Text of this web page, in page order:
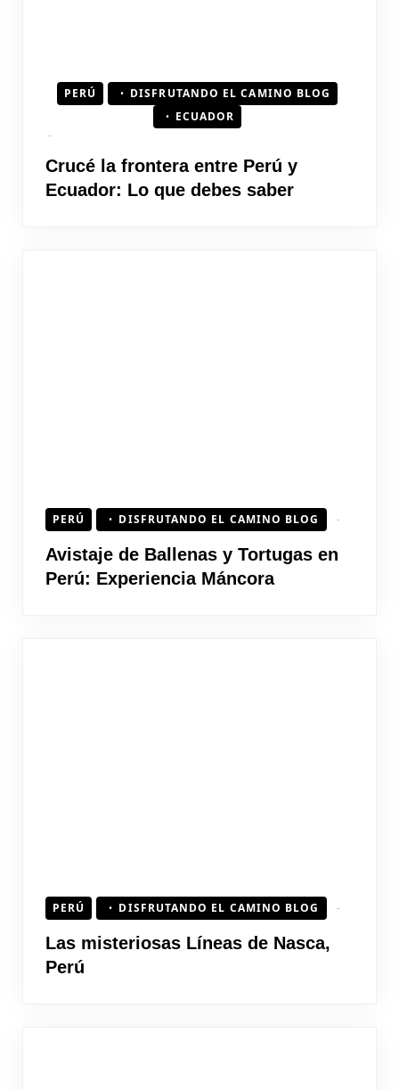
PERÚ
DISFRUTANDO EL CAMINO BLOG
ECUADOR
Crucé la frontera entre Perú y
Ecuador: Lo que debes saber
PERÚ DISFRUTANDO EL CAMINO BLOG
Avistaje de Ballenas y Tortugas en
Perú: Experiencia Máncora
PERÚ DISFRUTANDO EL CAMINO BLOG
Las misteriosas Líneas de Nasca,
Perú